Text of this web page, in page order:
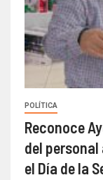
POLÍTICA
Reconoce
del
el Día de la